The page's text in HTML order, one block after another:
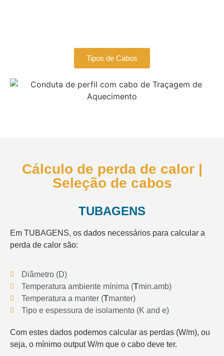
Tipos de Cabos
Cálculo de perda de calor |
Seleção de cabos
TUBAGENS
Em TUBAGENS, os dados necessários para calcular a
perda de calor são:
Diâmetro (D)
Temperatura ambiente mínima (Tmin.amb)
Temperatura a manter (Tmanter)
Tipo e espessura de isolamento (K and e)
Com estes dados podemos calcular as perdas (W/m), ou
seja, o mínimo output W/m que o cabo deve ter.